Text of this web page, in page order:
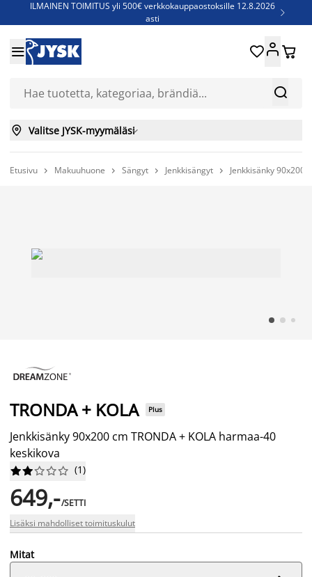
ILMAINEN TOIMITUS yli 500€ verkkokauppaostoksille 12.8.2026
asti

Jenkkisänkyjä - Säästä jopa 60%


 
 Valitse JYSK-myymäläsi
Etusivu  Makuuhuone  Sängyt  Jenkkisängyt  Jenkkisänky 90x200
TRONDA + KOLA Plus
Jenkkisänky 90x200 cm TRONDA + KOLA harmaa-40
keskikova





 (1)
649,-/SETTI
Lisäksi mahdolliset toimituskulut
Mitat